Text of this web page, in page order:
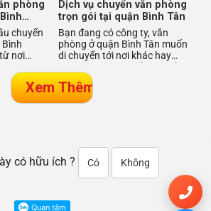
phòng
chuyển
nơi
văn
Dịch vụ chuyển văn phòng
trọn gói tại quận Bình Tân
Bạn đang có công ty, văn
phòng ở quận Bình Tân muốn
di chuyển tới nơi khác hay
văn phòng công ty về quậ
có hữu ích ? Có Không